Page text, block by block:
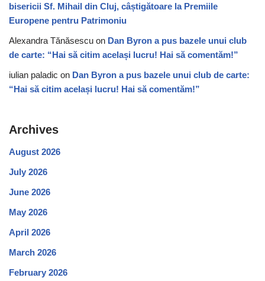
bisericii Sf. Mihail din Cluj, câștigătoare la Premiile
Europene pentru Patrimoniu
Alexandra Tănăsescu on Dan Byron a pus bazele unui club
de carte: “Hai să citim același lucru! Hai să comentăm!”
iulian paladic on Dan Byron a pus bazele unui club de carte:
“Hai să citim același lucru! Hai să comentăm!”
Archives
August 2026
July 2026
June 2026
May 2026
April 2026
March 2026
February 2026